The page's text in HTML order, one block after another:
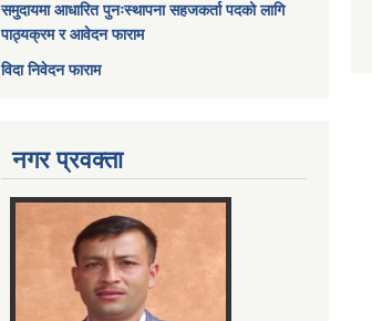
समुदायमा आधारित पुनःस्थापना सहजकर्ता पदको लागि
पाठ्यक्रम र आवेदन फाराम
विदा निवेदन फाराम
नगर प्रवक्ता